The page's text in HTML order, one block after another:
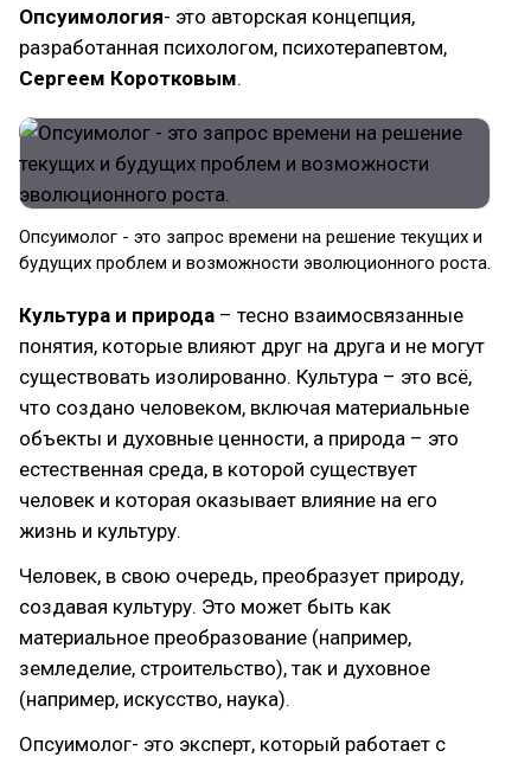
Опсуимология- это авторская концепция,
разработанная психологом, психотерапевтом,
Сергеем Коротковым.
Опсуимолог - это запрос времени на решение текущих и
будущих проблем и возможности эволюционного роста.
Культура и природа – тесно взаимосвязанные
понятия, которые влияют друг на друга и не могут
существовать изолированно. Культура – это всё,
что создано человеком, включая материальные
объекты и духовные ценности, а природа – это
естественная среда, в которой существует
человек и которая оказывает влияние на его
жизнь и культуру.
Человек, в свою очередь, преобразует природу,
создавая культуру. Это может быть как
материальное преобразование (например,
земледелие, строительство), так и духовное
(например, искусство, наука).
Опсуимолог- это эксперт, который работает с